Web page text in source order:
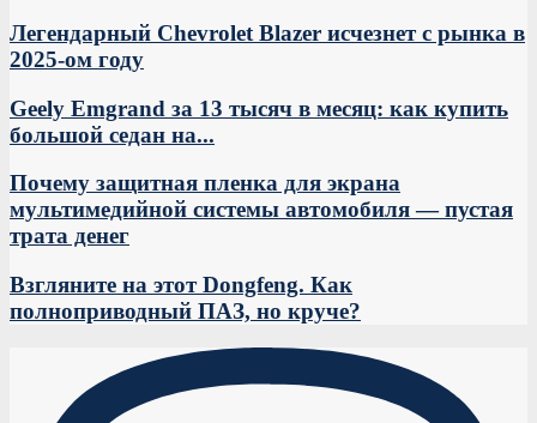
Легендарный Chevrolet Blazer исчезнет с рынка в
2025-ом году
Geely Emgrand за 13 тысяч в месяц: как купить
большой седан на...
Почему защитная пленка для экрана
мультимедийной системы автомобиля — пустая
трата денег
Взгляните на этот Dongfeng. Как
полноприводный ПАЗ, но круче?